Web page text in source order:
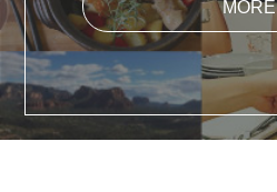
MORE